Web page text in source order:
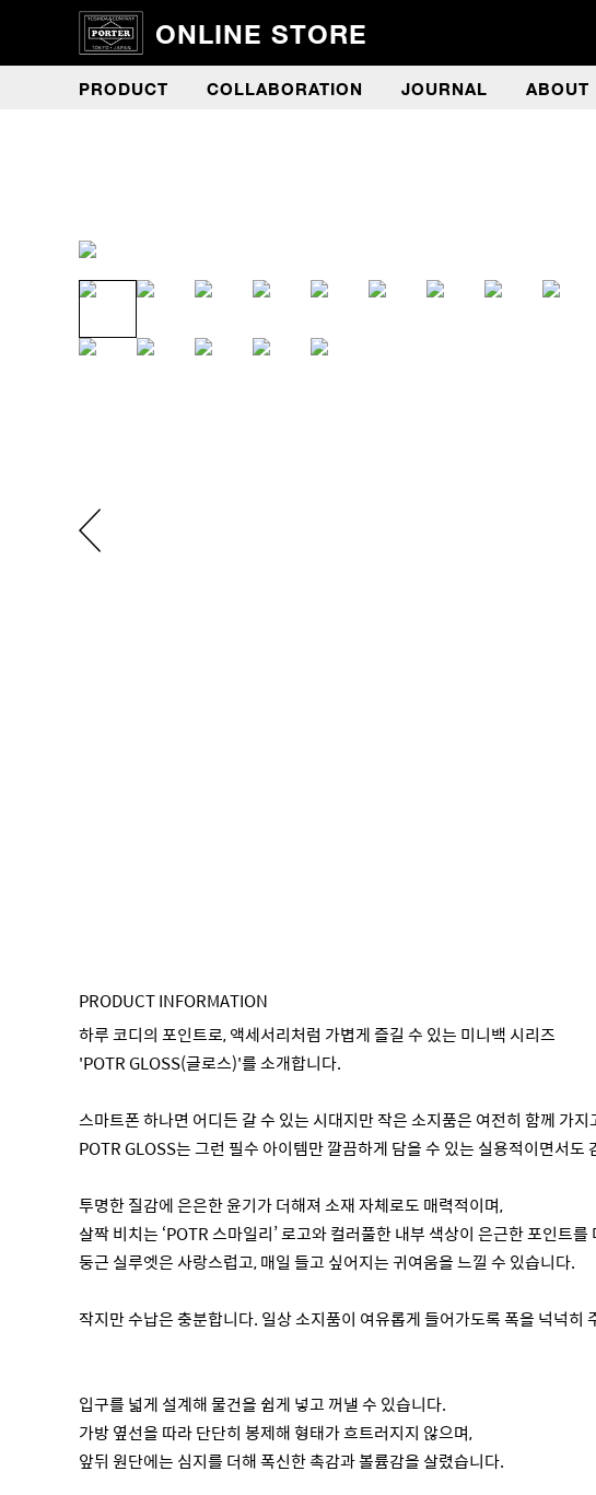
ONLINE STORE
PRODUCT COLLABORATION JOURNAL ABOUT
PRODUCT INFORMATION
하루 코디의 포인트로, 액세서리처럼 가볍게 즐길 수 있는 미니백 시리즈
'POTR GLOSS(글로스)'를 소개합니다.
스마트폰 하나면 어디든 갈 수 있는 시대지만 작은 소지품은 여전히 함께 가지
POTR GLOSS는 그런 필수 아이템만 깔끔하게 담을 수 있는 실용적이면서도
투명한 질감에 은은한 윤기가 더해져 소재 자체로도 매력적이며,
살짝 비치는 ‘POTR 스마일리’ 로고와 컬러풀한 내부 색상이 은근한 포인트를
둥근 실루엣은 사랑스럽고, 매일 들고 싶어지는 귀여움을 느낄 수 있습니다.
작지만 수납은 충분합니다. 일상 소지품이 여유롭게 들어가도록 폭을 넉넉히
입구를 넓게 설계해 물건을 쉽게 넣고 꺼낼 수 있습니다.
가방 옆선을 따라 단단히 봉제해 형태가 흐트러지지 않으며,
앞뒤 원단에는 심지를 더해 폭신한 촉감과 볼륨감을 살렸습니다.